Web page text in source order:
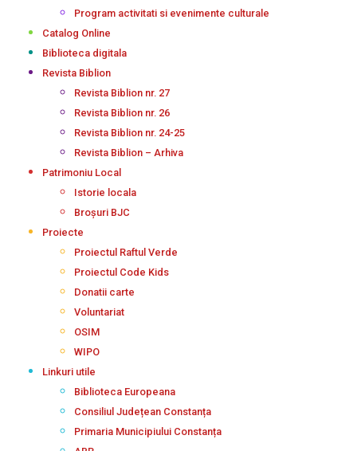
Program activitati si evenimente culturale
Catalog Online
Biblioteca digitala
Revista Biblion
Revista Biblion nr. 27
Revista Biblion nr. 26
Revista Biblion nr. 24-25
Revista Biblion – Arhiva
Patrimoniu Local
Istorie locala
Broșuri BJC
Proiecte
Proiectul Raftul Verde
Proiectul Code Kids
Donatii carte
Voluntariat
OSIM
WIPO
Linkuri utile
Biblioteca Europeana
Consiliul Județean Constanța
Primaria Municipiului Constanța